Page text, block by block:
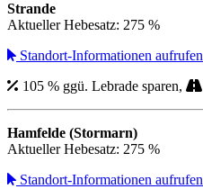
Strande
Aktueller Hebesatz: 275 %
Standort-Informationen aufrufen
105 % ggü. Lebrade sparen,
Hamfelde (Stormarn)
Aktueller Hebesatz: 275 %
Standort-Informationen aufrufen